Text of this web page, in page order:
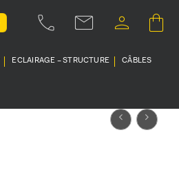
ECLAIRAGE – STRUCTURE CÂBLES